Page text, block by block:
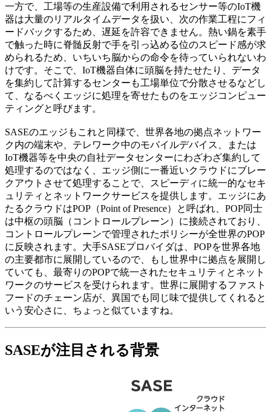
一方で、工場等の生産設備で利用されるセンサー等のIoT機
器は大量のリアルタイムデータを扱い、次の作業工程にフィ
ードバックするため、遅延を許容できません。熱い鍋を素手
で触った時に脊髄反射で手を引っ込める位のスピード感が求
められるため、いちいち脳からの命令を待っていられないわ
けです。そこで、IoT機器自体に頭脳を持たせたり、データ
を集約して計算するセンターも工場単位で分散させるなどし
て、なるべくエッジに処理を寄せたものをエッジコンピュー
ティングと呼びます。
SASEのエッジもこれと同様で、世界各地の拠点ネットワー
ク内の端末や、テレワーク中のモバイルデバイス、または
IoT機器等を中央の自社データセンターにわざわざ集約して
処理するのではなく、エッジ側に一番近いクラウドにブレー
クアウトさせて処理することで、スピーディに統一的なセキ
ュリティとネットワークサービスを提供します。エッジにあ
たるクラウドはPOP（Point of Presence）と呼ばれ、POP同士
は中枢の頭脳（コントロールプレーン）に接続されており、
コントロールプレーンで管理されたポリシーが全世界のPOP
に反映されます。大手SASEプロバイダは、POPを世界各地
の主要都市に展開しているので、もし世界中に拠点を展開し
ていても、最寄りのPOPで統一されたセキュリティとネット
ワークのサービスを受けられます。世界に展開するファスト
フードのチェーン店が、異国でも同じ味で提供してくれると
いう安心さに、ちょっと似ていますね。
SASEが注目される背景